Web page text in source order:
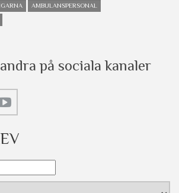
AMBULANSPERSONAL
på sociala kanaler